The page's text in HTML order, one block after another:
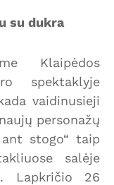
su dukra
Klaipėdos
spektaklyje
vaidinusieji
personažų
ant stogo“ taip
salėje
Lapkričio 26